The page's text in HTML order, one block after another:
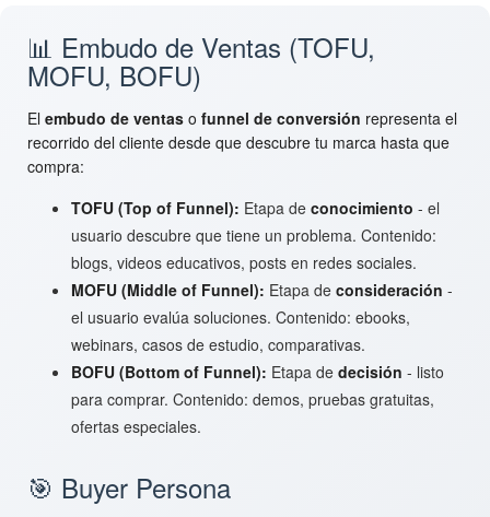
📊 Embudo de Ventas (TOFU,
MOFU, BOFU)
El embudo de ventas o funnel de conversión representa el
recorrido del cliente desde que descubre tu marca hasta que
compra:
TOFU (Top of Funnel): Etapa de conocimiento - el
usuario descubre que tiene un problema. Contenido:
blogs, videos educativos, posts en redes sociales.
MOFU (Middle of Funnel): Etapa de consideración -
el usuario evalúa soluciones. Contenido: ebooks,
webinars, casos de estudio, comparativas.
BOFU (Bottom of Funnel): Etapa de decisión - listo
para comprar. Contenido: demos, pruebas gratuitas,
ofertas especiales.
🎯 Buyer Persona